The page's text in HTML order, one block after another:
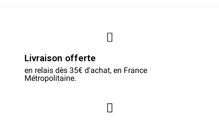
Livraison offerte
en relais dès 35€ d'achat, en France
Métropolitaine.